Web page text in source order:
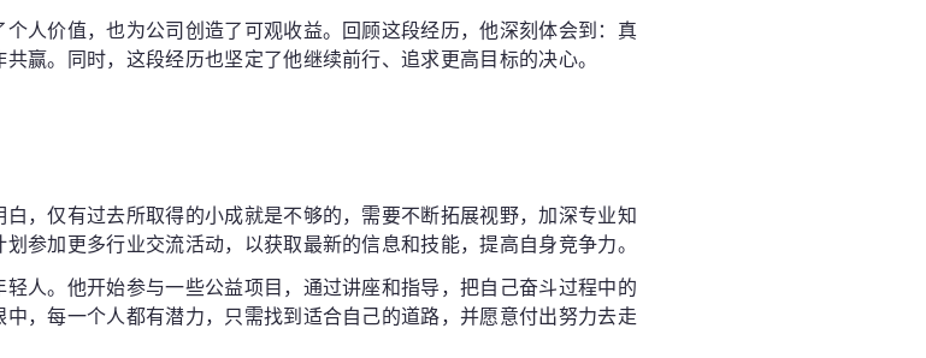
人价值，也为公司创造了可观收益。回顾这段经历，他深刻体会到：真
赢。同时，这段经历也坚定了他继续前行、追求更高目标的决心。
，仅有过去所取得的小成就是不够的，需要不断拓展视野，加深专业知
参加更多行业交流活动，以获取最新的信息和技能，提高自身竞争力。
人。他开始参与一些公益项目，通过讲座和指导，把自己奋斗过程中的
，每一个人都有潜力，只需找到适合自己的道路，并愿意付出努力去走